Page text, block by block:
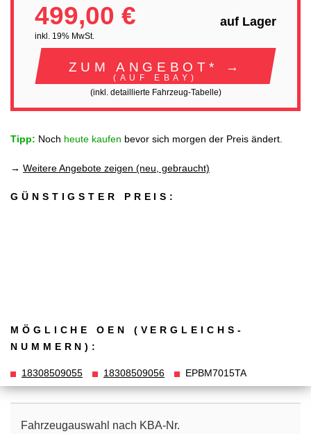
499,00 €
inkl. 19% MwSt.
auf Lager
ZUM ANGEBOT* →
(AUF EBAY)
(inkl. detaillierte Fahrzeug-Tabelle)
Tipp: Noch heute kaufen bevor sich morgen der Preis ändert.
→ Weitere Angebote zeigen (neu, gebraucht)
GÜNSTIGSTER PREIS:
MÖGLICHE OEN (VERGLEICHS­
NUMMERN):
18308509055 18308509056 EPBM7015TA
Fahrzeugauswahl nach KBA-Nr.